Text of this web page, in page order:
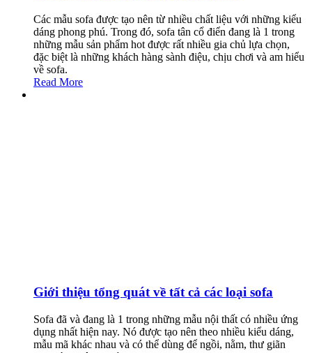
Các mẫu sofa được tạo nên từ nhiều chất liệu với những kiểu
dáng phong phú. Trong đó, sofa tân cổ điển đang là 1 trong
những mẫu sản phẩm hot được rất nhiều gia chủ lựa chọn,
đặc biệt là những khách hàng sành điệu, chịu chơi và am hiểu
về sofa.
Read More
Giới thiệu tổng quát về tất cả các loại sofa
Sofa đã và đang là 1 trong những mẫu nội thất có nhiều ứng
dụng nhất hiện nay. Nó được tạo nên theo nhiều kiểu dáng,
mẫu mã khác nhau và có thể dùng để ngồi, nằm, thư giãn